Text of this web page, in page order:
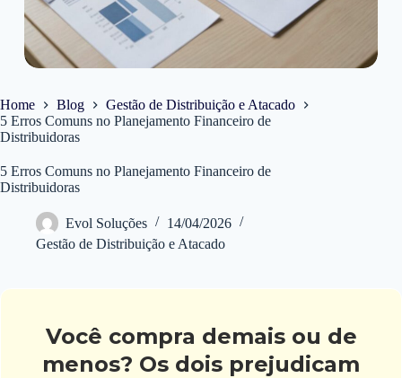
Home Blog
Gestão de Distribuição e Atacado
5 Erros Comuns no Planejamento Financeiro de
Distribuidoras
5 Erros Comuns no Planejamento Financeiro de
Distribuidoras
Evol Soluções
14/04/2026
Gestão de Distribuição e Atacado
Você compra demais ou de
menos? Os dois prejudicam